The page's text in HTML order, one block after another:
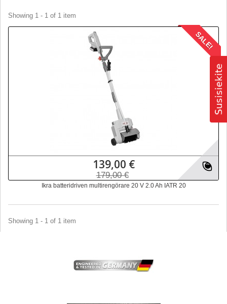
Showing 1 - 1 of 1 item
139,00 €
179,00 €
SALE!
Ikra batteridriven multirengörare 20 V 2.0 Ah IATR 20
Showing 1 - 1 of 1 item